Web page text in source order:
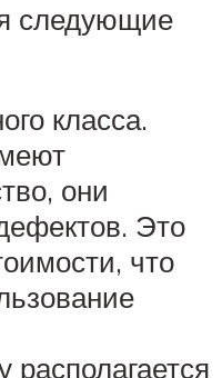
следующие
класса.
они
Это
что
располагается